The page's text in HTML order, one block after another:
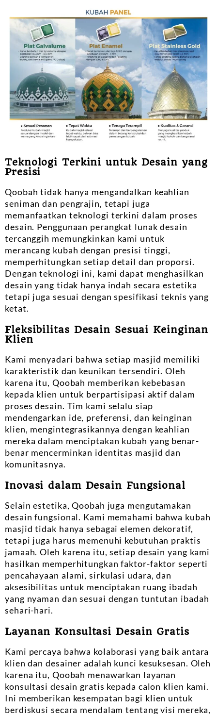
Teknologi Terkini untuk Desain yang
Presisi
Qoobah tidak hanya mengandalkan keahlian
seniman dan pengrajin, tetapi juga
memanfaatkan teknologi terkini dalam proses
desain. Penggunaan perangkat lunak desain
tercanggih memungkinkan kami untuk
merancang kubah dengan presisi tinggi,
memperhitungkan setiap detail dan proporsi.
Dengan teknologi ini, kami dapat menghasilkan
desain yang tidak hanya indah secara estetika
tetapi juga sesuai dengan spesifikasi teknis yang
ketat.
Fleksibilitas Desain Sesuai Keinginan
Klien
Kami menyadari bahwa setiap masjid memiliki
karakteristik dan keunikan tersendiri. Oleh
karena itu, Qoobah memberikan kebebasan
kepada klien untuk berpartisipasi aktif dalam
proses desain. Tim kami selalu siap
mendengarkan ide, preferensi, dan keinginan
klien, mengintegrasikannya dengan keahlian
mereka dalam menciptakan kubah yang benar-
benar mencerminkan identitas masjid dan
komunitasnya.
Inovasi dalam Desain Fungsional
Selain estetika, Qoobah juga mengutamakan
desain fungsional. Kami memahami bahwa kubah
masjid tidak hanya sebagai elemen dekoratif,
tetapi juga harus memenuhi kebutuhan praktis
jamaah. Oleh karena itu, setiap desain yang kami
hasilkan memperhitungkan faktor-faktor seperti
pencahayaan alami, sirkulasi udara, dan
aksesibilitas untuk menciptakan ruang ibadah
yang nyaman dan sesuai dengan tuntutan ibadah
sehari-hari.
Layanan Konsultasi Desain Gratis
Kami percaya bahwa kolaborasi yang baik antara
klien dan desainer adalah kunci kesuksesan. Oleh
karena itu, Qoobah menawarkan layanan
konsultasi desain gratis kepada calon klien kami.
Ini memberikan kesempatan bagi klien untuk
berdiskusi secara mendalam tentang visi mereka,